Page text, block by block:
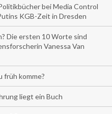
bei Media Control
KGB-Zeit in Dresden
Die ersten 10 Worte sind
Vanessa Van
früh komme?
liegt ein Buch